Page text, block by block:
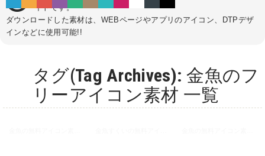
イトです。
ダウンロードした素材は、WEBページやアプリのアイコン、DTPデザ
インなどに使用可能!!
タグ(Tag Archives): 金魚のフ
リーアイコン素材 一覧